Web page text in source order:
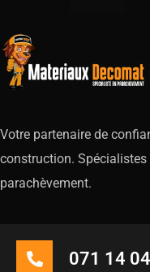
Votre partenaire de
construction.
parachèvement.
071 14